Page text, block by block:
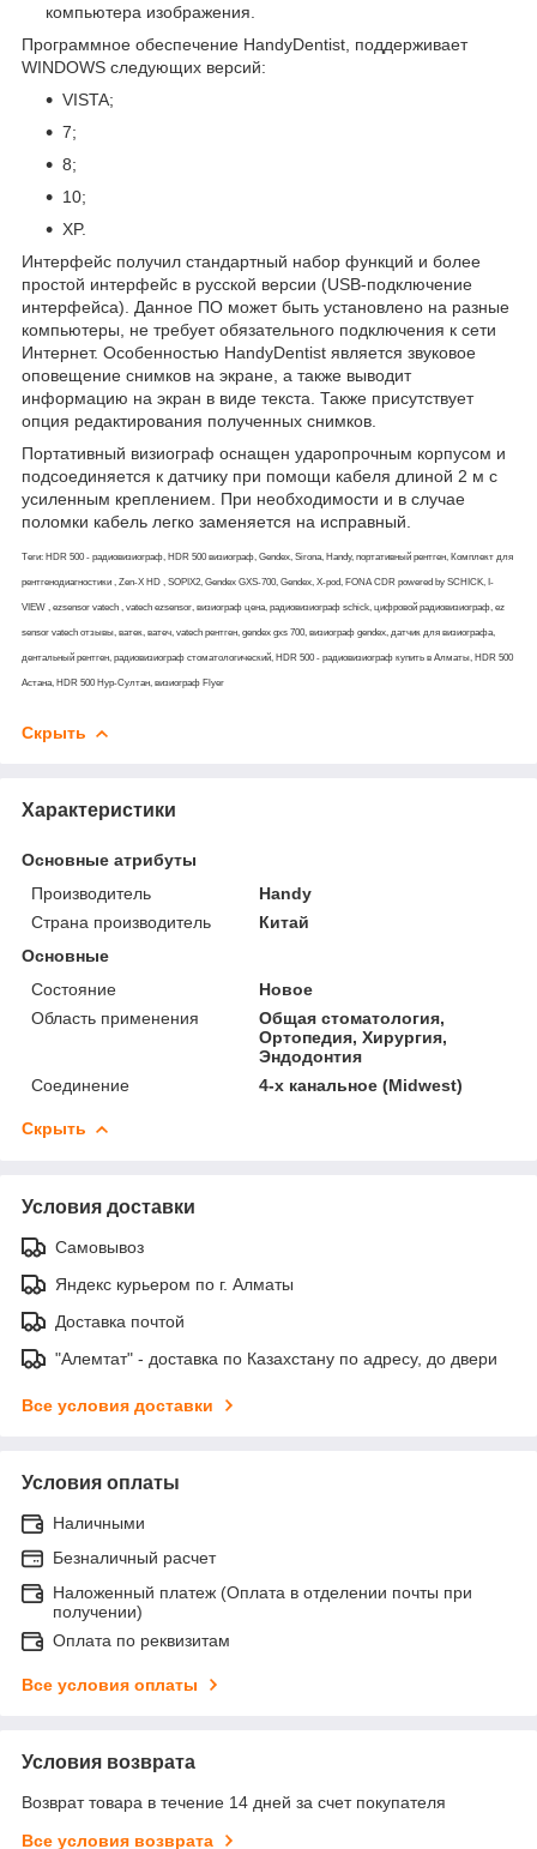
компьютера изображения.
Программное обеспечение HandyDentist, поддерживает
WINDOWS следующих версий:
VISTA;
7;
8;
10;
XP.
Интерфейс получил стандартный набор функций и более
простой интерфейс в русской версии (USB-подключение
интерфейса). Данное ПО может быть установлено на разные
компьютеры, не требует обязательного подключения к сети
Интернет. Особенностью HandyDentist является звуковое
оповещение снимков на экране, а также выводит
информацию на экран в виде текста. Также присутствует
опция редактирования полученных снимков.
Портативный визиограф оснащен ударопрочным корпусом и
подсоединяется к датчику при помощи кабеля длиной 2 м с
усиленным креплением. При необходимости и в случае
поломки кабель легко заменяется на исправный.
Теги: HDR 500 - радиовизиограф, HDR 500 визиограф, Gendex, Sirona, Handy, портативный рентген, Комплект для
рентгенодиагностики , Zen-X HD , SOPIX2, Gendex GXS-700, Gendex, X-pod, FONA CDR powered by SCHICK, I-
VIEW , ezsensor vatech , vatech ezsensor, визиограф цена, радиовизиограф schick, цифровой радиовизиограф, ez
sensor vatech отзывы, ватек, ватеч, vatech рентген, gendex gxs 700, визиограф gendex, датчик для визиографа,
дентальный рентген, радиовизиограф стоматологический, HDR 500 - радиовизиограф купить в Алматы, HDR 500
Астана, HDR 500 Нур-Султан, визиограф Flyer
Скрыть
Характеристики
Основные атрибуты
Производитель
Handy
Страна производитель
Китай
Основные
Состояние
Новое
Область применения
Общая стоматология,
Ортопедия, Хирургия,
Эндодонтия
Соединение
4-х канальное (Midwest)
Скрыть
Условия доставки
Самовывоз
Яндекс курьером по г. Алматы
Доставка почтой
"Алемтат" - доставка по Казахстану по адресу, до двери
Все условия доставки
Условия оплаты
Наличными
Безналичный расчет
Наложенный платеж (Оплата в отделении почты при
получении)
Оплата по реквизитам
Все условия оплаты
Условия возврата
Возврат товара в течение 14 дней за счет покупателя
Все условия возврата